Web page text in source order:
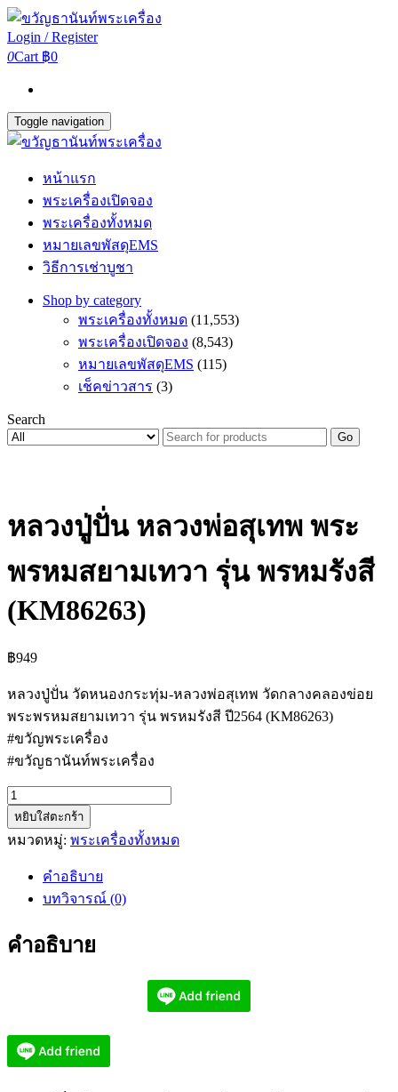
Login / Register
0Cart ฿0
Toggle navigation
หน้าแรก
พระเครื่องเปิดจอง
พระเครื่องทั้งหมด
หมายเลขพัสดุEMS
วิธีการเช่าบูชา
Shop by category
พระเครื่องทั้งหมด (11,553)
พระเครื่องเปิดจอง (8,543)
หมายเลขพัสดุEMS (115)
เช็คข่าวสาร (3)
Search
Go
หลวงปู่ปั่น หลวงพ่อสุเทพ พระ
พรหมสยามเทวา รุ่น พรหมรังสี
(KM86263)
฿949
หลวงปู่ปั่น วัดหนองกระทุ่ม-หลวงพ่อสุเทพ วัดกลางคลองข่อย
พระพรหมสยามเทวา รุ่น พรหมรังสี ปี2564 (KM86263)
#ขวัญพระเครื่อง
#ขวัญธานันท์พระเครื่อง
จำนวน
หลวง
ปู่
เทพ
เทวา
รุ่น
หยิบใส่ตะกร้า
หมวดหมู่: พระเครื่องทั้งหมด
คำอธิบาย
บทวิจารณ์ (0)
คำอธิบาย